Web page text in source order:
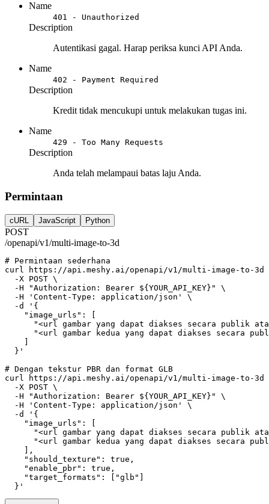
Name
401 - Unauthorized
Description
Autentikasi gagal. Harap periksa kunci API Anda.
Name
402 - Payment Required
Description
Kredit tidak mencukupi untuk melakukan tugas ini.
Name
429 - Too Many Requests
Description
Anda telah melampaui batas laju Anda.
Permintaan
cURL JavaScript Python
POST
/openapi/v1/multi-image-to-3d
# Permintaan sederhana
curl
https://api.meshy.ai/openapi/v1/multi-image-to-3d
-X POST \
-H
"Authorization: Bearer ${YOUR_API_KEY}"
\
-H
'Content-Type: application/json'
\
-d
'{
    "image_urls": [
"<url gambar yang dapat diakses secara publik
"<url gambar kedua yang dapat diakses secara
  }'
# Dengan tekstur PBR dan format GLB
curl
https://api.meshy.ai/openapi/v1/multi-image-to-3d
-X POST \
-H
"Authorization: Bearer ${YOUR_API_KEY}"
\
-H
'Content-Type: application/json'
\
-d
'{
    "image_urls": [
"<url gambar yang dapat diakses secara publik
"<url gambar kedua yang dapat diakses secara
    ],
    "should_texture": true,
    "enable_pbr": true,
    "target_formats": ["glb"]
  }'